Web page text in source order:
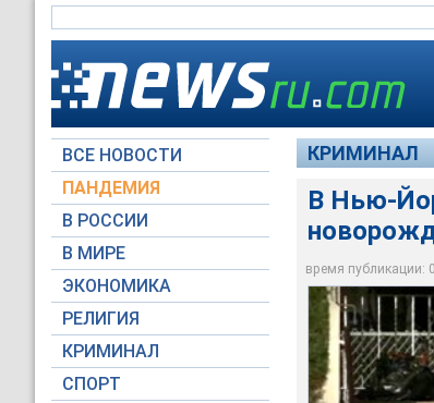
ВСЕ НОВОСТИ
ПАНДЕМИЯ
В РОССИИ
В МИРЕ
ЭКОНОМИКА
РЕЛИГИЯ
КРИМИНАЛ
СПОРТ
КРИМИНАЛ
В Нью-
время публикации:
В Нью-Йорке
WABC-TV